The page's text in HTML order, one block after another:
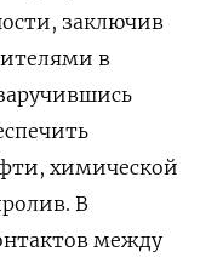
заключив
в
химической
В
между